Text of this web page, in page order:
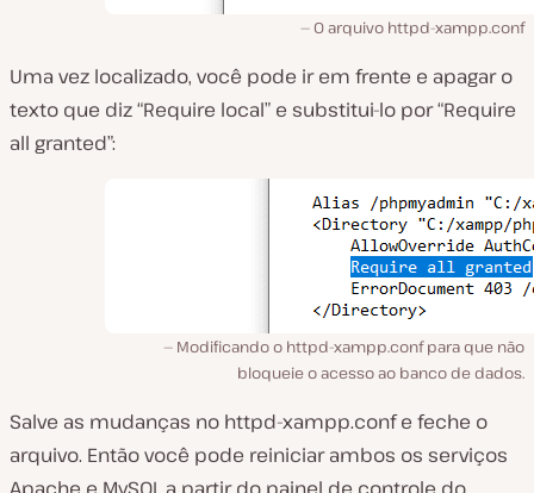
O arquivo httpd-xampp.conf
Uma vez localizado, você pode ir em frente e apagar o
texto que diz “Require local” e substitui-lo por “Require
all granted”:
Modificando o httpd-xampp.conf para que não
bloqueie o acesso ao banco de dados.
Salve as mudanças no httpd-xampp.confe feche o
arquivo. Então você pode reiniciar ambos os serviços